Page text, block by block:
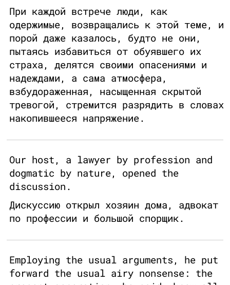
При каждой встрече люди, как
одержимые, возвращались к этой теме, и
порой даже казалось, будто не они,
пытаясь избавиться от обуявшего их
страха, делятся своими опасениями и
надеждами, а сама атмосфера,
взбудораженная, насыщенная скрытой
тревогой, стремится разрядить в словах
накопившееся напряжение.
Our host, a lawyer by profession and
dogmatic by nature, opened the
discussion.
Дискуссию открыл хозяин дома, адвокат
по профессии и большой спорщик.
Employing the usual arguments, he put
forward the usual airy nonsense: the